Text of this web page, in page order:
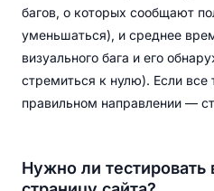
багов, о которых сообщают
уменьшаться), и среднее
визуального бага и его
стремиться к нулю). Если
правильном направлении —
Нужно ли